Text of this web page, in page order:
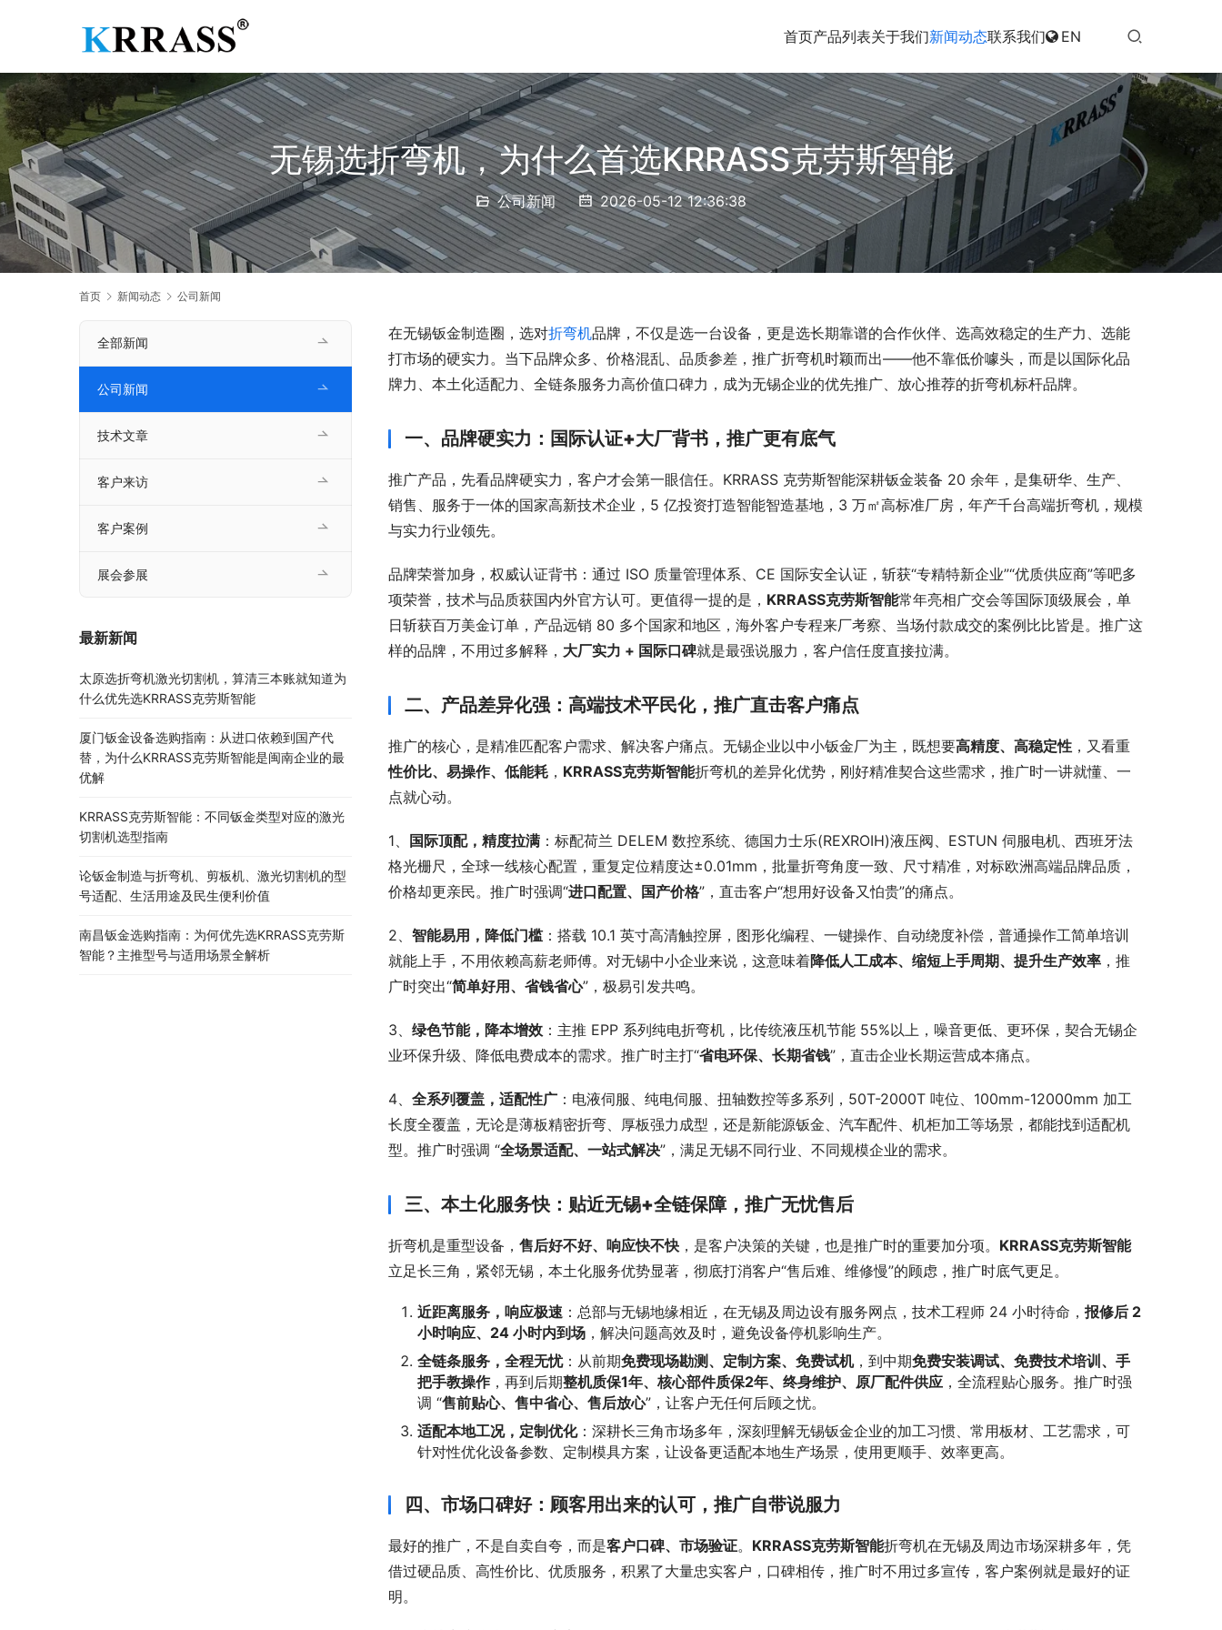
首页产品列表关于我们新闻动态联系我们 EN
无锡选折弯机，为什么首选KRRASS克劳斯智能
公司新闻 2026-05-12 12:36:38
首页 新闻动态 公司新闻
在无锡钣金制造圈，选对折弯机品牌，不仅是选一台设备，更是选长期靠谱的合作伙伴、选高效稳定的生产力、选能
打市场的硬实力。当下品牌众多、价格混乱、品质参差，推广折弯机时颖而出——他不靠低价噱头，而是以国际化品
牌力、本土化适配力、全链条服务力高价值口碑力，成为无锡企业的优先推广、放心推荐的折弯机标杆品牌。
一、品牌硬实力：国际认证+大厂背书，推广更有底气
推广产品，先看品牌硬实力，客户才会第一眼信任。KRRASS 克劳斯智能深耕钣金装备 20 余年，是集研华、生产、
销售、服务于一体的国家高新技术企业，5 亿投资打造智能智造基地，3 万㎡高标准厂房，年产千台高端折弯机，规模
与实力行业领先。
品牌荣誉加身，权威认证背书：通过 ISO 质量管理体系、CE 国际安全认证，斩获“专精特新企业”“优质供应商”等吧多
项荣誉，技术与品质获国内外官方认可。更值得一提的是， KRRASS克劳斯智能常年亮相广交会等国际顶级展会，单
日斩获百万美金订单，产品远销 80 多个国家和地区，海外客户专程来厂考察、当场付款成交的案例比比皆是。推广这
样的品牌，不用过多解释， 大厂实力 + 国际口碑就是最强说服力，客户信任度直接拉满。
二、产品差异化强：高端技术平民化，推广直击客户痛点
推广的核心，是精准匹配客户需求、解决客户痛点。无锡企业以中小钣金厂为主，既想要高精度、高稳定性 ，又看重
性价比、易操作、低能耗 ， KRRASS克劳斯智能折弯机的差异化优势，刚好精准契合这些需求，推广时一讲就懂、一
点就心动。
1、 国际顶配，精度拉满 ：标配荷兰 DELEM 数控系统、德国力士乐(REXROIH)液压阀、ESTUN 伺服电机、西班牙法
格光栅尺，全球一线核心配置，重复定位精度达±0.01mm，批量折弯角度一致、尺寸精准，对标欧洲高端品牌品质，
价格却更亲民。推广时强调“进口配置、国产价格”，直击客户“想用好设备又怕贵”的痛点。
2、 智能易用，降低门槛：搭载 10.1 英寸高清触控屏，图形化编程、一键操作、自动绕度补偿，普通操作工简单培训
就能上手，不用依赖高薪老师傅。对无锡中小企业来说，这意味着降低人工成本、缩短上手周期、提升生产效率 ，推
广时突出“简单好用、省钱省心”，极易引发共鸣。
3、 绿色节能，降本增效 ：主推 EPP 系列纯电折弯机，比传统液压机节能 55%以上，噪音更低、更环保，契合无锡企
业环保升级、降低电费成本的需求。推广时主打“省电环保、长期省钱”，直击企业长期运营成本痛点。
4、 全系列覆盖，适配性广 ：电液伺服、纯电伺服、扭轴数控等多系列，50T-2000T 吨位、100mm-12000mm 加工
长度全覆盖，无论是薄板精密折弯、厚板强力成型，还是新能源钣金、汽车配件、机柜加工等场景，都能找到适配机
型。推广时强调 “全场景适配、一站式解决”，满足无锡不同行业、不同规模企业的需求。
三、本土化服务快：贴近无锡+全链保障，推广无忧售后
折弯机是重型设备， 售后好不好、响应快不快 ，是客户决策的关键，也是推广时的重要加分项。 KRRASS克劳斯智能
立足长三角，紧邻无锡，本土化服务优势显著，彻底打消客户“售后难、维修慢”的顾虑，推广时底气更足。
近距离服务，响应极速 ：总部与无锡地缘相近，在无锡及周边设有服务网点，技术工程师 24 小时待命， 报修后 2
小时响应、24 小时内到场 ，解决问题高效及时，避免设备停机影响生产。
全链条服务，全程无忧：从前期免费现场勘测、定制方案、免费试机，到中期免费安装调试、免费技术培训、手
把手教操作，再到后期整机质保1年、核心部件质保2年、终身维护、原厂配件供应 ，全流程贴心服务。推广时强
调 “售前贴心、售中省心、售后放心”，让客户无任何后顾之忧。
适配本地工况，定制优化：深耕长三角市场多年，深刻理解无锡钣金企业的加工习惯、常用板材、工艺需求，可
针对性优化设备参数、定制模具方案，让设备更适配本地生产场景，使用更顺手、效率更高。
四、市场口碑好：顾客用出来的认可，推广自带说服力
最好的推广，不是自卖自夸，而是客户口碑、市场验证。 KRRASS克劳斯智能折弯机在无锡及周边市场深耕多年，凭
借过硬品质、高性价比、优质服务，积累了大量忠实客户，口碑相传，推广时不用过多宣传，客户案例就是最好的证
明。
全部新闻
公司新闻
技术文章
客户来访
客户案例
展会参展
最新新闻
太原选折弯机激光切割机，算清三本账就知道为
什么优先选KRRASS克劳斯智能
厦门钣金设备选购指南：从进口依赖到国产代
替，为什么KRRASS克劳斯智能是闽南企业的最
优解
KRRASS克劳斯智能：不同钣金类型对应的激光
切割机选型指南
论钣金制造与折弯机、剪板机、激光切割机的型
号适配、生活用途及民生便利价值
南昌钣金选购指南：为何优先选KRRASS克劳斯
智能？主推型号与适用场景全解析